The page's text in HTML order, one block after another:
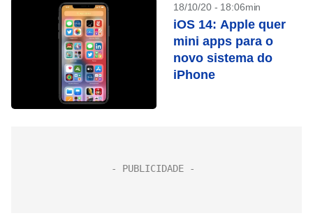
18/10/20 - 18:06min
iOS 14: Apple quer
mini apps para o
novo sistema do
iPhone